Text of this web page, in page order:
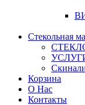
Стекольная
Корзина
О Нас
Контакты